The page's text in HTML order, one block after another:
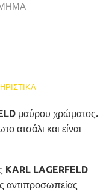
μαύρου χρώματος.
ατσάλι και είναι
KARL LAGERFELD